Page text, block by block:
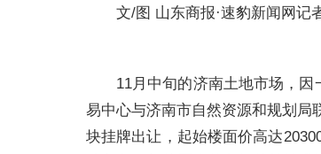
文/图 山东商报·速豹新闻网记
11月中旬的济南土地市场，
易中心与济南市自然资源和规划局
块挂牌出让，起始楼面价高达